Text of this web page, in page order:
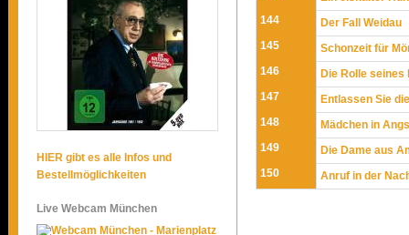
HIER gibt es alle Infos und
Bestellmöglichkeiten
Live Webcam München
144
Der Fall Weidau
145
Schonzeit für
146
Die Rolle seines
147
Entlassen Sie
148
Mädchen in
149
Die Dame aus
150
Anruf in der